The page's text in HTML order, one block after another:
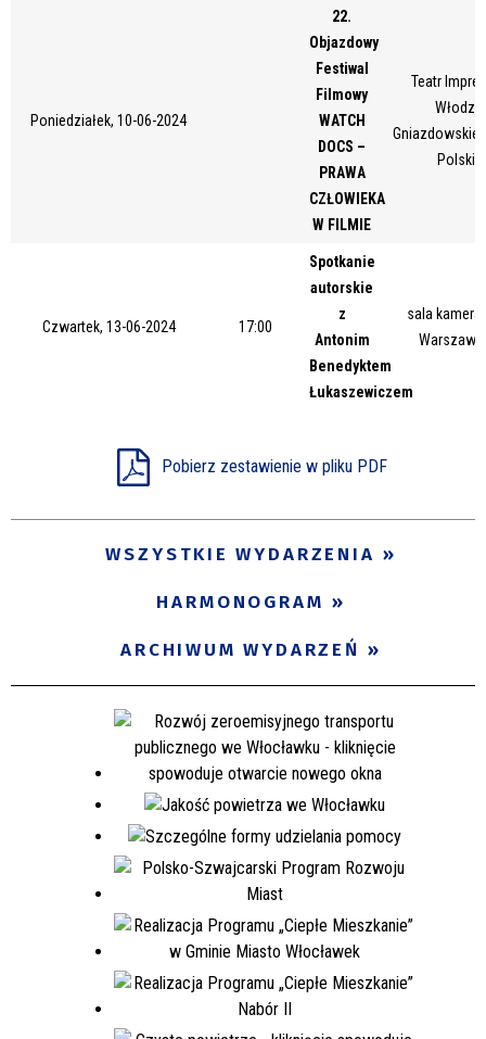
Organizator
Poniedziałek, 10-06-2024
22.
Objazdowy
Festiwal
Filmowy
WATCH
DOCS –
PRAWA
CZŁOWIEKA
W FILMIE
Teatr
Czwartek, 13-06-2024 17:00
Spotkanie
autorskie
z
Antonim
Benedyktem
Łukaszewiczem
sala
Pobierz zestawienie w pliku PDF
WSZYSTKIE WYDARZENIA
HARMONOGRAM
ARCHIWUM WYDARZEŃ